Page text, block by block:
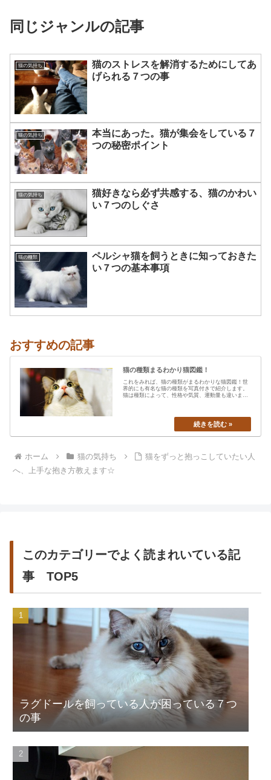
同じジャンルの記事
猫の気持ち
猫のストレスを解消するためにしてあ
げられる７つの事
猫の気持ち
本当にあった。猫が集会をしている７
つの秘密ポイント
猫の気持ち
猫好きなら必ず共感する、猫のかわい
い７つのしぐさ
猫の種類
ペルシャ猫を飼うときに知っておきた
い７つの基本事項
おすすめの記事
猫の種類まるわかり猫図鑑！
これをみれば、猫の種類がまるわかりな猫図鑑！世
界的にも有名な猫の種類を写真付きで紹介します。
猫は種類によって、性格や気質、運動量も違います
ホーム 猫の気持ち
猫をずっと抱っこしていたい人
へ、上手な抱き方教えます☆
このカテゴリーでよく読まれいている記
事 TOP5
ラグドールを飼っている人が困っている７つ
の事